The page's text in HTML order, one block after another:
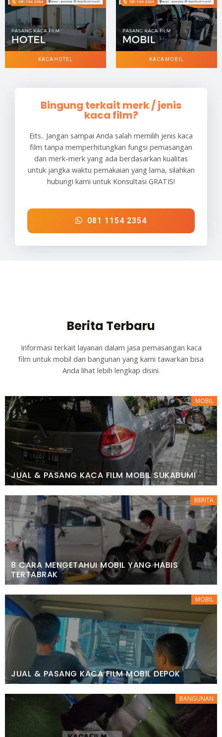
KACA HOTEL KACA MOBIL
Bingung terkait merk / jenis
kaca film?
Eits.. Jangan sampai Anda salah memilih jenis kaca
film tanpa memperhitungkan fungsi pemasangan
dan merk-merk yang ada berdasarkan kualitas
untuk jangka waktu pemakaian yang lama, silahkan
hubungi kami untuk Konsultasi GRATIS!
081 1154 2354
Berita Terbaru
Informasi terkait layanan dalam jasa pemasangan kaca
film untuk mobil dan bangunan yang kami tawarkan bisa
Anda lihat lebih lengkap disini.
MOBIL
JUAL & PASANG KACA FILM MOBIL SUKABUMI
BERITA
8 CARA MENGETAHUI MOBIL YANG HABIS
TERTABRAK
MOBIL
JUAL & PASANG KACA FILM MOBIL DEPOK
BANGUNAN